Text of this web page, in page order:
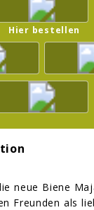
Hier bestellen
neue Biene
Freunden als